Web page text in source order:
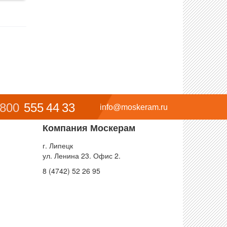
info@moskeram.ru
555 44 33
Компания Москерам
г. Липецк
ул. Ленина 23. Офис 2.
8 (4742) 52 26 95